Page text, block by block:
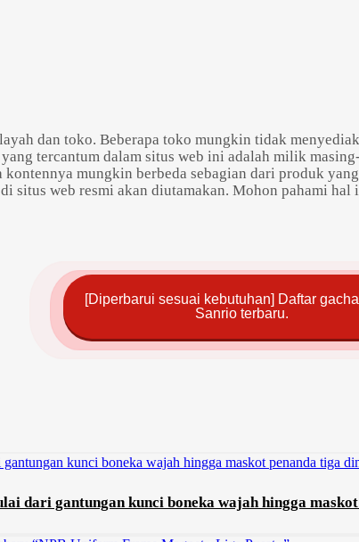
dan toko. Beberapa toko mungkin tidak
tercantum dalam situs web ini adalah milik
mungkin berbeda sebagian dari produk
situs web resmi akan diutamakan. Mohon pahami
[Diperbarui sesuai kebutuhan] Daftar
Sanrio terbaru.
dari gantungan kunci boneka wajah hingga